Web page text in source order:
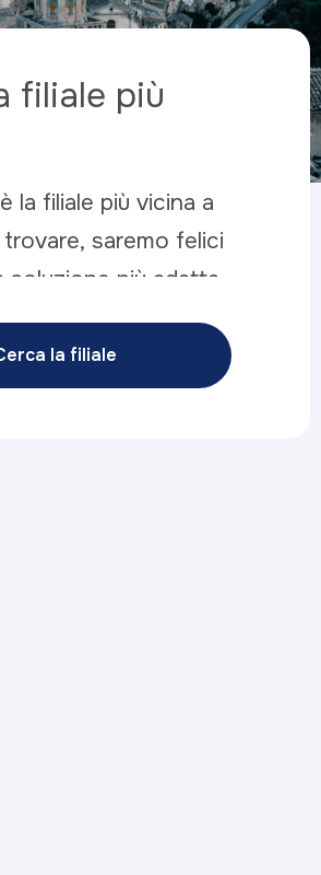
filiale più
la filiale più vicina a
saremo felici
soluzione più adatta
la filiale